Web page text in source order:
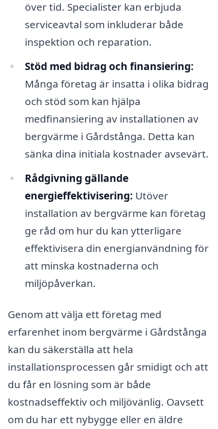
över tid. Specialister kan erbjuda
serviceavtal som inkluderar både
inspektion och reparation.
Stöd med bidrag och finansiering:
Många företag är insatta i olika bidrag
och stöd som kan hjälpa
medfinansiering av installationen av
bergvärme i Gårdstånga. Detta kan
sänka dina initiala kostnader avsevärt.
Rådgivning gällande
energieffektivisering: Utöver
installation av bergvärme kan företag
ge råd om hur du kan ytterligare
effektivisera din energianvändning för
att minska kostnaderna och
miljöpåverkan.
Genom att välja ett företag med
erfarenhet inom bergvärme i Gårdstånga
kan du säkerställa att hela
installationsprocessen går smidigt och att
du får en lösning som är både
kostnadseffektiv och miljövänlig. Oavsett
om du har ett nybygge eller en äldre